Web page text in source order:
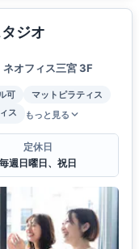
ジオ
オフィス三宮 3F
可
マットピラティス
ス もっと見る
定休日
毎週日曜日、祝日